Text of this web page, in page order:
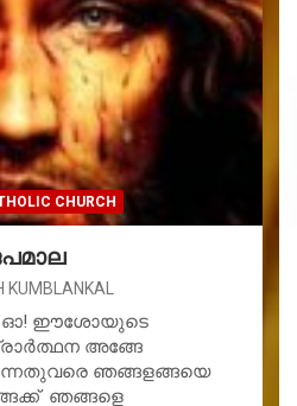
CHURCH
KUMBLANKAL
ഓ! ഈശോയുടെ
അങ്ങേ
ഞങ്ങളങ്ങയെ
ഞങ്ങളെ